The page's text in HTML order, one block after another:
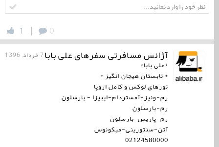
0
|
1
آژانس مسافرتی سفرهای علی بابا7 خرداد, 1396
*علی بابا*
* تابستان هیجان انگیز *
تورهای لوكس و كامل اروپا
رم-ونیز-آمستردام-ایبیزا - بارسلون
رم-بارسلون
رم-پاریس-بارسلون
آتن-سنتورینی-میكونوس
02124580000